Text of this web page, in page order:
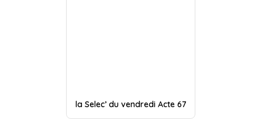
la Selec’ du vendredi Acte 67